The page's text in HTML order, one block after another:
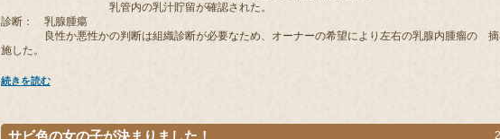
乳管内の乳汁貯留が確認された。
診断： 乳腺腫瘍
良性か悪性かの判断は組織診断が必要なため、オーナーの希望により左右の乳腺内腫瘤の 摘
施した。
続きを読む
サビ色の女の子が決まりました！